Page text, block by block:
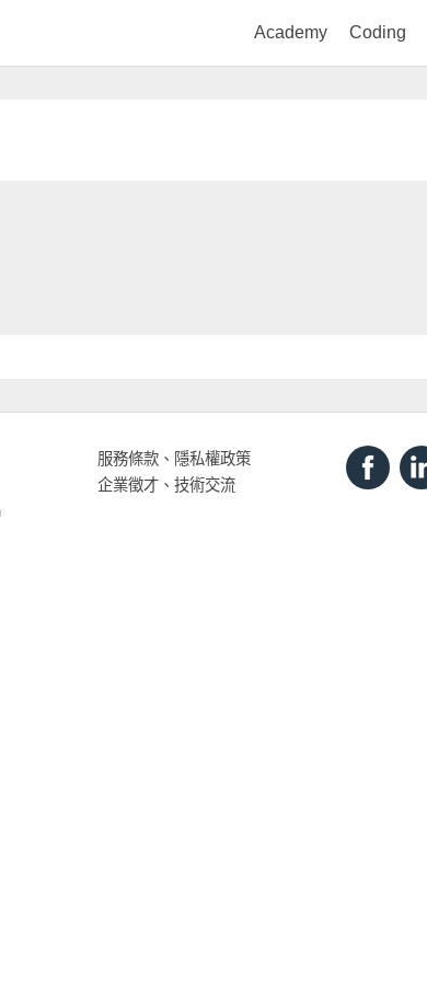
Academy Coding
服務條款、 隱私權政策
企業徵才、技術交流